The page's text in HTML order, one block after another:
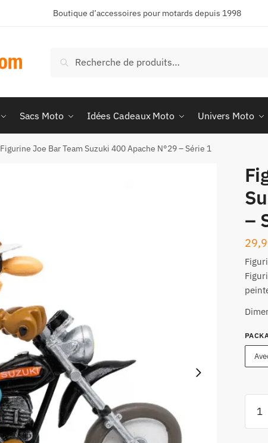
Boutique d’accessoires pour motards depuis 1998
pour :
Recherche
Sacs Moto Idées Cadeaux Moto Univers Moto
Figurine Joe Bar Team Suzuki 400 Apache N°29 – Série 1
–